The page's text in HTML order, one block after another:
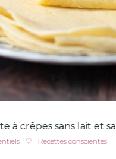
sans lait et sans gluten
conscientes